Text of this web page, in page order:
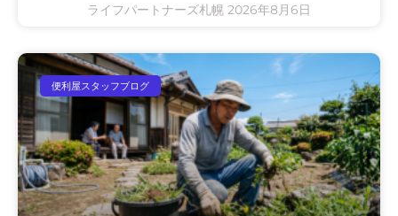
ライフパートナーズ札幌 2026年8月6日
便利屋スタッフブログ